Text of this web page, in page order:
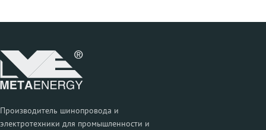
Производитель шинопровода и
электротехники для промышленности и